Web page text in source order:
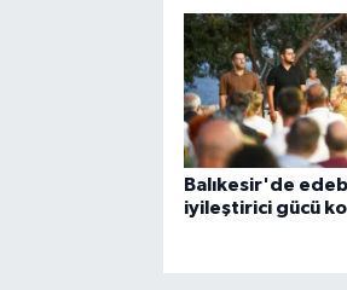
Balıkesir'de
iyileştirici gücü